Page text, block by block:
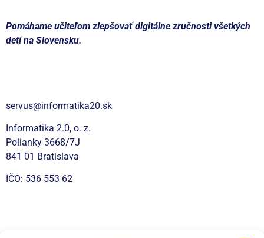
Pomáhame učiteľom zlepšovať digitálne zručnosti všetkých
detí na Slovensku.
servus@informatika20.sk
Informatika 2.0, o. z.
Polianky 3668/7J
841 01 Bratislava
IČO: 536 553 62